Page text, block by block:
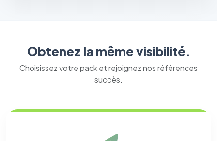
Obtenez la même visibilité.
Choisissez votre pack et rejoignez nos références
succès.